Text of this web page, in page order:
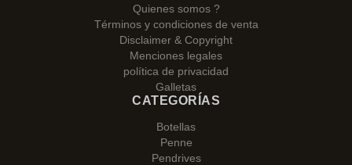
Quienes somos ?
Términos y condiciones de venta
Disclaimer & Copyright
Menciones legales
política de privacidad
Galletas
CATEGORÍAS
Botellas
Penne
Pendrives